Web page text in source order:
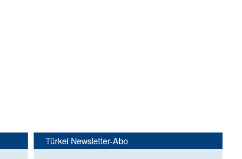
Türkei Newsletter-Abo